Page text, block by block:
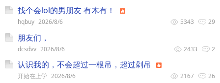
找个会lol的男朋友 有木有！
29
5343
hqbuy 2026/8/6
朋友们，
2
2433
dcsdvv 2026/8/6
认识我的，不会超过一根吊，超过剁吊
26
2167
开始在上学 2026/8/6